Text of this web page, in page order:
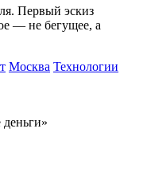
Первый эскиз
— не бегущее, а
Москва Технологии